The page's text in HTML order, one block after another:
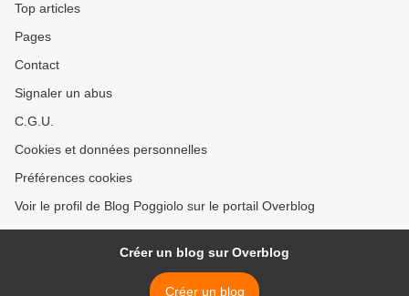
Top articles
Pages
Contact
Signaler un abus
C.G.U.
Cookies et données personnelles
Préférences cookies
Voir le profil de Blog Poggiolo sur le portail Overblog
Créer un blog sur Overblog
Créer un blog